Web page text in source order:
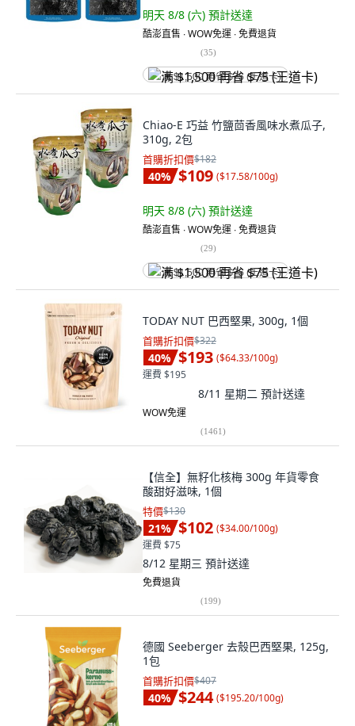
明天 8/8 (六) 預計送達
酷澎直售 ∙ WOW免運 ∙ 免費退貨
(35)
满 $1,500 再省 $75 (王道卡)
Chiao-E 巧益 竹鹽茴香風味水煮瓜子,
310g, 2包
首購折扣價$182
40% $109 ($17.58/100g)
明天 8/8 (六) 預計送達
酷澎直售 ∙ WOW免運 ∙ 免費退貨
(29)
满 $1,500 再省 $75 (王道卡)
TODAY NUT 巴西堅果, 300g, 1個
首購折扣價$322
40% $193 ($64.33/100g)
運費 $195
8/11 星期二 預計送達
WOW免運
(1461)
【信全】無籽化核梅 300g 年貨零食
酸甜好滋味, 1個
特價$130
21% $102 ($34.00/100g)
運費 $75
8/12 星期三 預計送達
免費退貨
(199)
德國 Seeberger 去殼巴西堅果, 125g,
1包
首購折扣價$407
40% $244 ($195.20/100g)